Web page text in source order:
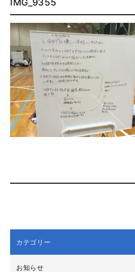
IMG_9355
カテゴリー
お知らせ